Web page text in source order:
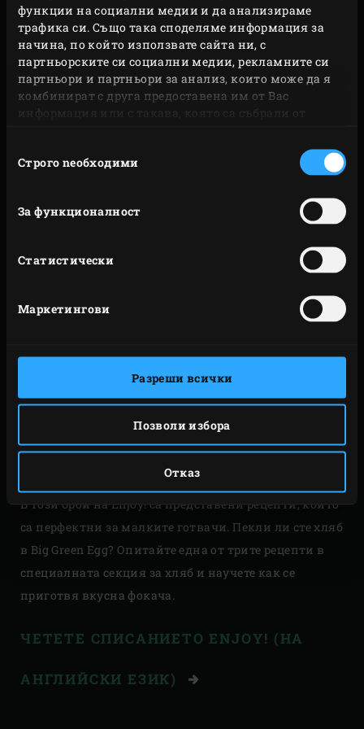
функции на социални медии и да анализираме
трафика си. Също така споделяме информация за
начина, по който използвате сайта ни, с
партньорските си социални медии, рекламните си
партньори и партньори за анализ, които може да я
комбинират с друга предоставена им от Вас
информация или с такава, която са събрали от
наСтрого nеобходими
За функционалност
Статистически
Маркетингови
Разреши всички
Позволи избора
Отказ
НЕ СТЕ ЛИ ИСКАЛИ
ВИНАГИ ДА ГОТВИТЕ В
ЯЙЦЕТО С ДЕЦАТА СИ?
В този брой на Enjoy! са представени рецепти, които
са перфектни за малките готвачи. Пекли ли сте хляб
в Big Green Egg? Опитайте една от трите рецепти в
специалната секция за хляб и научете как се
приготвя вкусна фокача.
ЧЕТЕТЕ СПИСАНИЕТО ENJOY! (НА
АНГЛИЙСКИ ЕЗИК)